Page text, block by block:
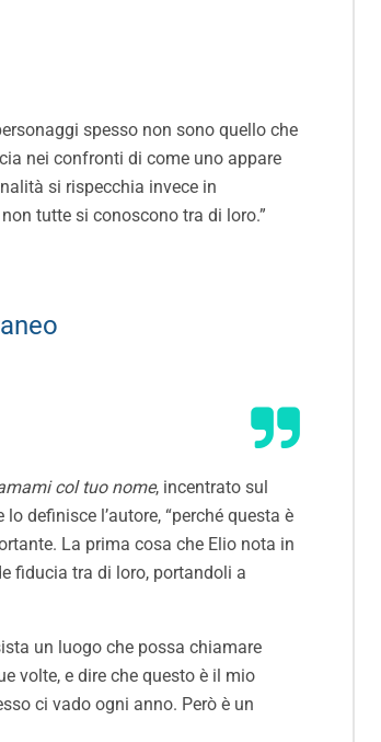
spesso non sono quello che
nei confronti di come uno appare
si rispecchia invece in
tutte si conoscono tra di loro.”
col tuo nome, incentrato sul
definisce l’autore, “perché questa è
La prima cosa che Elio nota in
fiducia tra di loro, portandoli a
un luogo che possa chiamare
volte, e dire che questo è il mio
ci vado ogni anno. Però è un